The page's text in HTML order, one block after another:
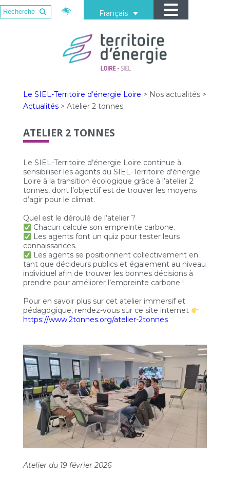
Français
Le SIEL-Territoire d’énergie Loire > Nos actualités>
Actualités > Atelier 2 tonnes
ATELIER 2 TONNES
Le SIEL-Territoire d’énergie Loire continue à
sensibiliser les agents du SIEL-Territoire d'énergie
Loire à la transition écologique grâce à l’atelier 2
tonnes, dont l’objectif est de trouver les moyens
d’agir pour le climat.
Quel est le déroulé de l’atelier ?
Chacun calcule son empreinte carbone.
Les agents font un quiz pour tester leurs
connaissances.
Les agents se positionnent collectivement en
tant que décideurs publics et également au niveau
individuel afin de trouver les bonnes décisions à
prendre pour améliorer l’empreinte carbone !
Pour en savoir plus sur cet atelier immersif et
pédagogique, rendez-vous sur ce site internet
https://www.2tonnes.org/atelier-2tonnes
Atelier du 19 février 2026